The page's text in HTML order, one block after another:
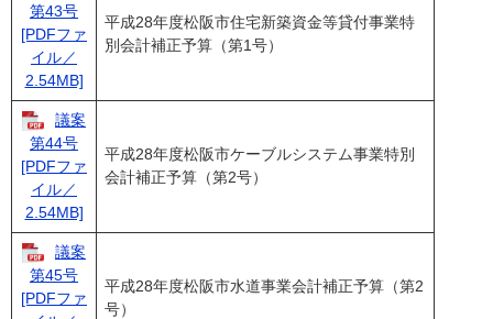
第43号
[PDFファ
イル／
2.54MB]
平成28年度松阪市住宅新築資金等貸付事業特
別会計補正予算（第1号）
議案
第44号
[PDFファ
イル／
2.54MB]
平成28年度松阪市ケーブルシステム事業特別
会計補正予算（第2号）
議案
第45号
[PDFファ
平成28年度松阪市水道事業会計補正予算（第2
号）